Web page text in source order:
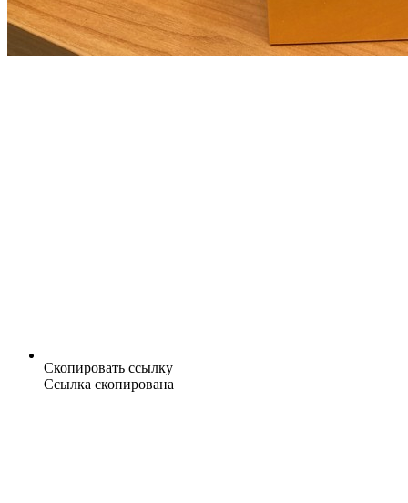
Скопировать ссылку
Ссылка скопирована